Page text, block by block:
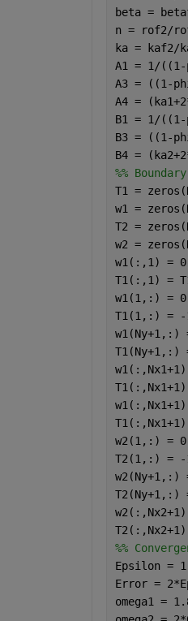
n
A1 = 1/
A3 = ((1-
A4 =
B1 = 1/
B3 = ((1-
B4 =
%%
T1 =
w1 =
T2 =
w2 =
%%
Epsilon =